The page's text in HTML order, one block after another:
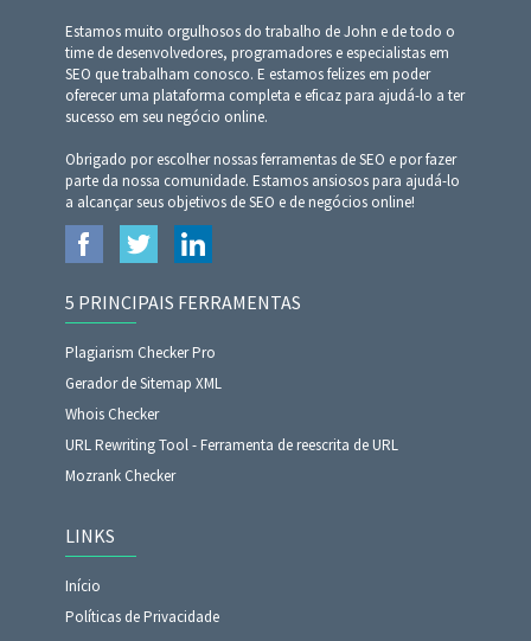
Estamos muito orgulhosos do trabalho de John e de todo o
time de desenvolvedores, programadores e especialistas em
SEO que trabalham conosco. E estamos felizes em poder
oferecer uma plataforma completa e eficaz para ajudá-lo a ter
sucesso em seu negócio online.
Obrigado por escolher nossas ferramentas de SEO e por fazer
parte da nossa comunidade. Estamos ansiosos para ajudá-lo
a alcançar seus objetivos de SEO e de negócios online!
5 PRINCIPAIS FERRAMENTAS
Plagiarism Checker Pro
Gerador de Sitemap XML
Whois Checker
URL Rewriting Tool - Ferramenta de reescrita de URL
Mozrank Checker
LINKS
Início
Políticas de Privacidade